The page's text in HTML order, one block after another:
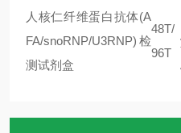
人核仁纤维蛋白抗体(A
FA/snoRNP/U3RNP)检
测试剂盒
48T/
96T